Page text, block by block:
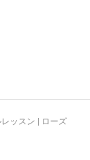
ッスン | ローズ